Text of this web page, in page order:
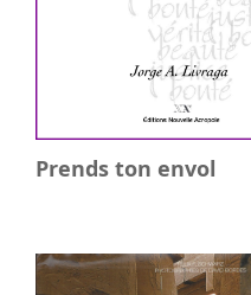
Prends ton envol